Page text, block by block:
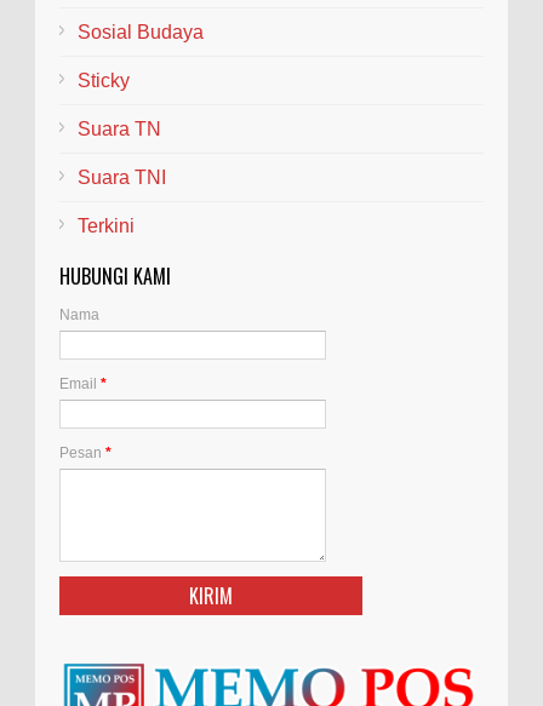
Sosial Budaya
Sticky
Suara TN
Suara TNI
Terkini
HUBUNGI KAMI
Nama
Email *
Pesan *